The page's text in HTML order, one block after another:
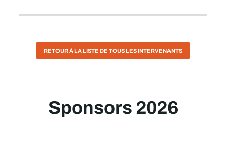
RETOUR À LA LISTE DE TOUS LES INTERVENANTS
Sponsors 2026